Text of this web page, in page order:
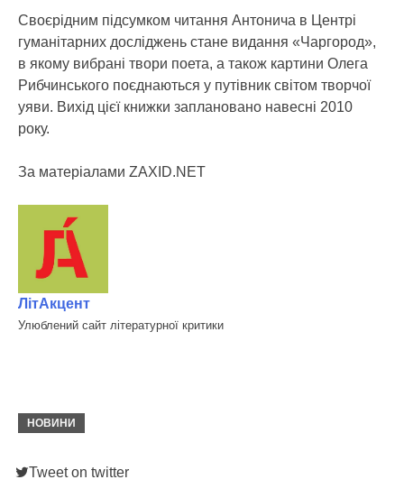
Своєрідним підсумком читання Антонича в Центрі
гуманітарних досліджень стане видання «Чаргород»,
в якому вибрані твори поета, а також картини Олега
Рибчинського поєднаються у путівник світом творчої
уяви. Вихід цієї книжки заплановано навесні 2010
року.
За матеріалами ZAXID.NET
ЛітАкцент
Улюблений сайт літературної критики
НОВИНИ
Tweet on twitter